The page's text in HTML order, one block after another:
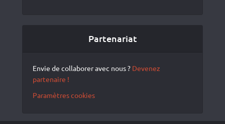
Partenariat
Envie de collaborer avec nous ? Devenez
partenaire !
Paramètres cookies